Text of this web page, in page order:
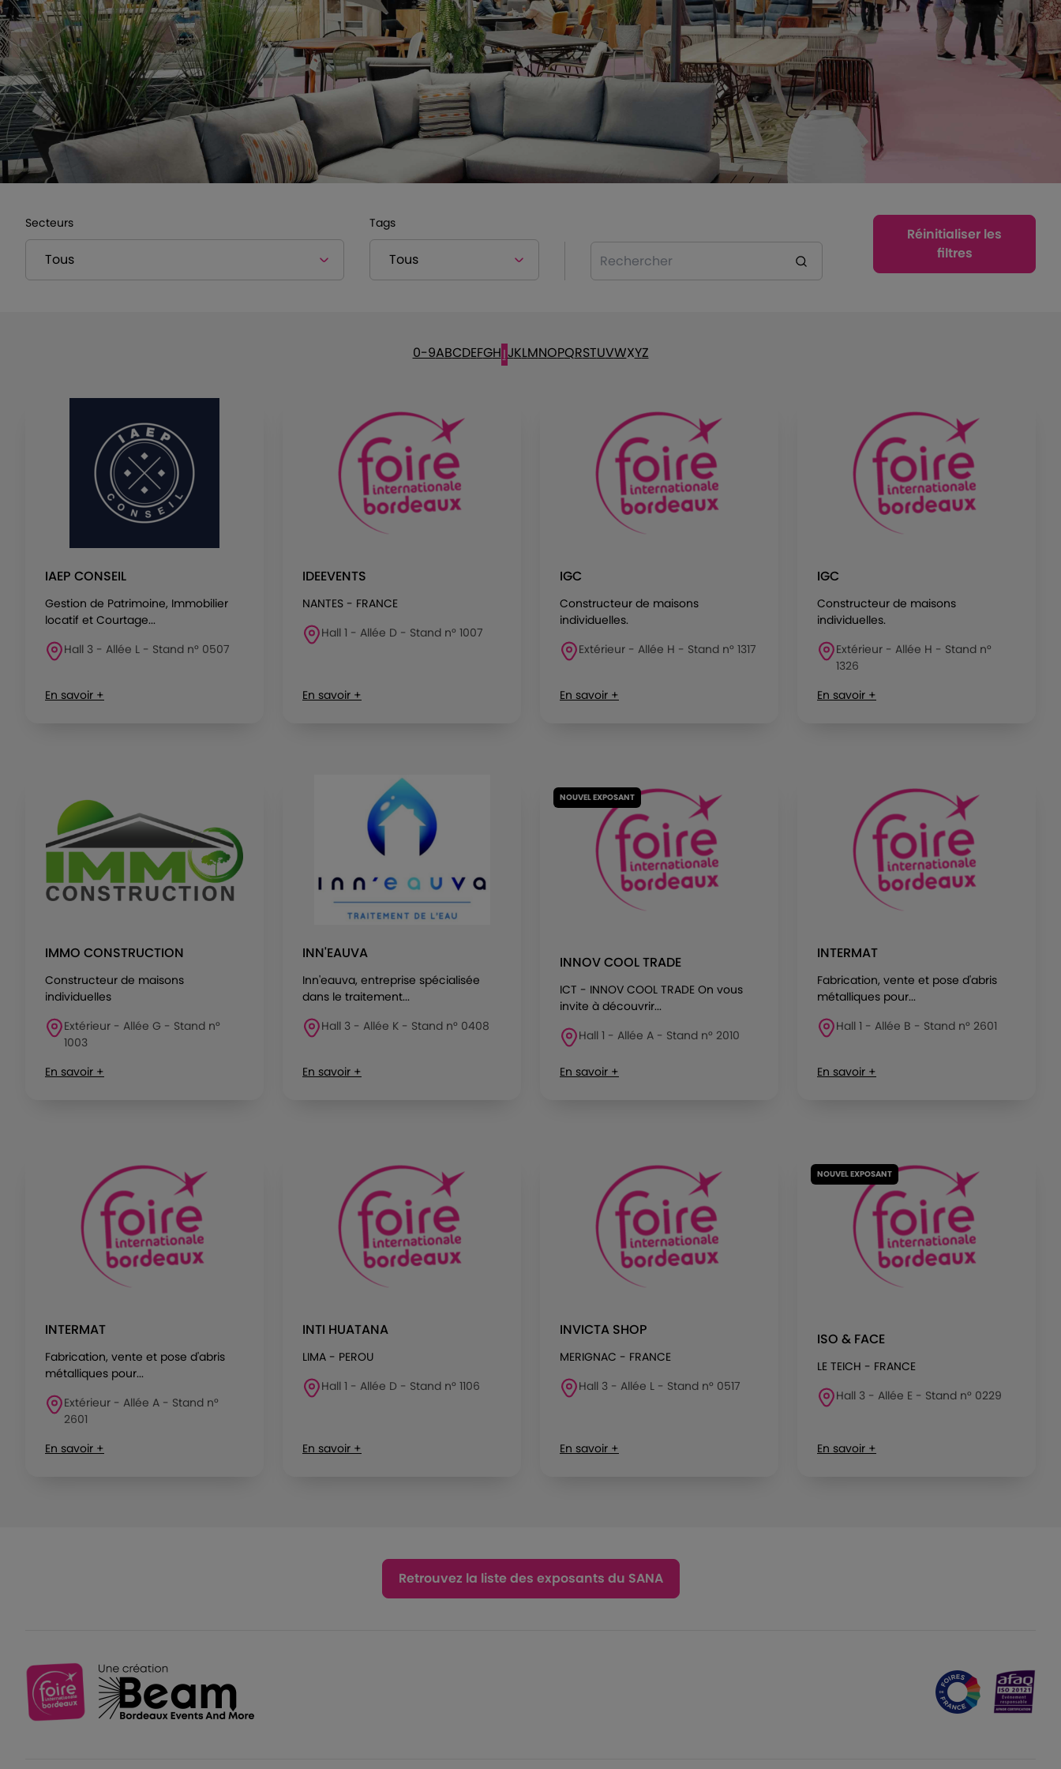
Secteurs Tags
Rechercher
Réinitialiser les
filtres
0-9ABCDEFGHIJKLMNOPQRSTUVWXYZ
IAEP CONSEIL
Gestion de Patrimoine, Immobilier
locatif et Courtage...
Hall 3 - Allée L - Stand n° 0507
En savoir +
IDEEVENTS
NANTES - FRANCE
Hall 1 - Allée D - Stand n° 1007
En savoir +
IGC
Constructeur de maisons
individuelles.
Extérieur - Allée H - Stand n° 1317
En savoir +
IGC
Constructeur de maisons
individuelles.
Extérieur - Allée H - Stand n°
1326
En savoir +
IMMO CONSTRUCTION
Constructeur de maisons
individuelles
Extérieur - Allée G - Stand n°
1003
En savoir +
INN'EAUVA
Inn'eauva, entreprise spécialisée
dans le traitement...
Hall 3 - Allée K - Stand n° 0408
En savoir +
NOUVEL EXPOSANT
INNOV COOL TRADE
ICT - INNOV COOL TRADE On vous
invite à découvrir...
Hall 1 - Allée A - Stand n° 2010
En savoir +
INTERMAT
Fabrication, vente et pose d'abris
métalliques pour...
Hall 1 - Allée B - Stand n° 2601
En savoir +
INTERMAT
Fabrication, vente et pose d'abris
métalliques pour...
Extérieur - Allée A - Stand n°
2601
En savoir +
INTI HUATANA
LIMA - PEROU
Hall 1 - Allée D - Stand n° 1106
En savoir +
INVICTA SHOP
MERIGNAC - FRANCE
Hall 3 - Allée L - Stand n° 0517
En savoir +
NOUVEL EXPOSANT
ISO & FACE
LE TEICH - FRANCE
Hall 3 - Allée E - Stand n° 0229
En savoir +
Retrouvez la liste des exposants du SANA